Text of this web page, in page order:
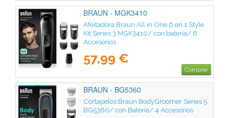
BRAUN - MGK3410
Afeitadora Braun All in One 6 en 1 Style
Kit Series 3 MGK3410/ con batería/ 6
Accesorios
57,99 €
Comprar
BRAUN - BG5360
Cortapelos Braun BodyGroomer Series 5
BG5360/ con Batería/ 4 Accesorios